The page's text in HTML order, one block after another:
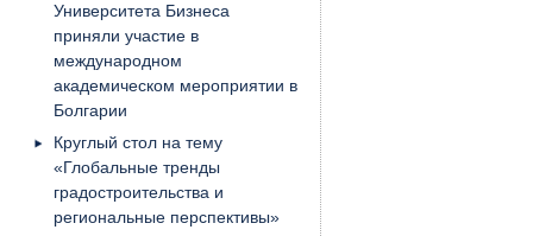
Университета Бизнеса
приняли участие в
международном
академическом мероприятии в
Болгарии
Круглый стол на тему
«Глобальные тренды
градостроительства и
региональные перспективы»